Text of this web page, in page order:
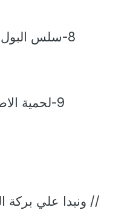
8-سلس البول الليلي.
9-لحمية الاطفال.
// ونبدا علي بركة